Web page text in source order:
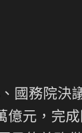
國務院決
元，完